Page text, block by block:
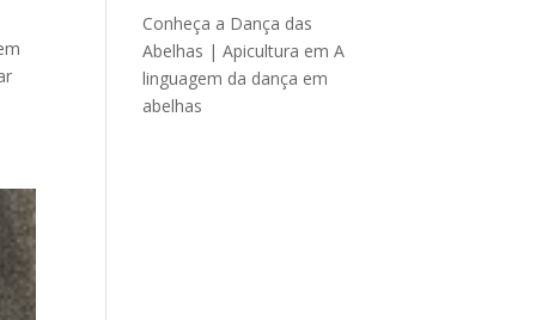
Conheça a Dança das
Abelhas | Apicultura emA
linguagem da dança em
abelhas